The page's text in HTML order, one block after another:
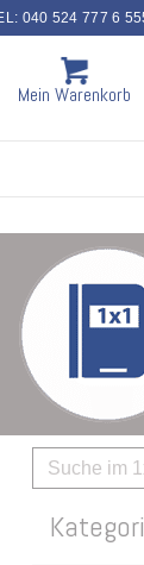
040 524 777 6
Mein Warenkorb